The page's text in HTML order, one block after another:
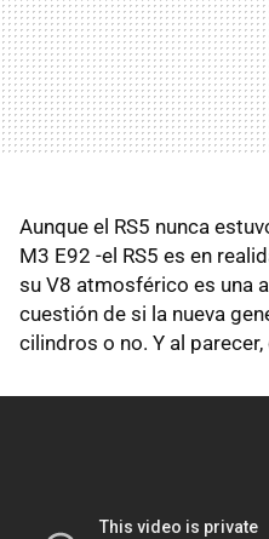
Aunque el RS5 nunca
M3 E92 -el RS5 es en
su V8 atmosférico es una
cuestión de si la nueva
cilindros o no. Y al